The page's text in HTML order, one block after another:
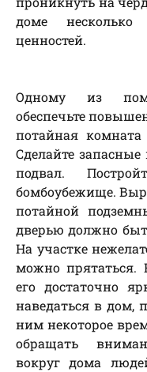
доме
ценностей.
Одному из
обеспечьте
потайная
Сделайте
подвал.
бомбоубежище.
потайной
дверью должно
На участке
можно прятаться.
его достаточно
наведаться в дом,
ним некоторое
обращать
вокруг дома